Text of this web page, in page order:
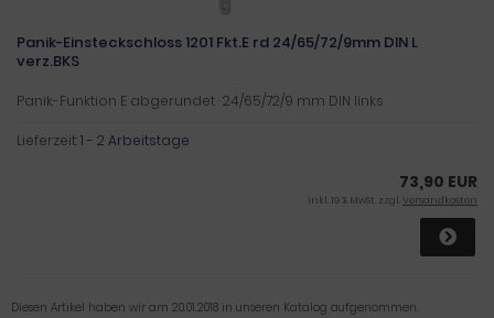
Panik-Einsteckschloss 1201 Fkt.E rd 24/65/72/9mm DIN L
verz.BKS
Panik-Funktion E abgerundet · 24/65/72/9 mm DIN links
Lieferzeit:1 - 2 Arbeitstage
73,90 EUR
inkl. 19 % MwSt. zzgl.Versandkosten
Diesen Artikel haben wir am 20.01.2018 in unseren Katalog aufgenommen.